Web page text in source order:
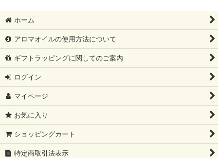
ホーム
アロマオイルの使用方法について
ギフトラッピングに関してのご案内
ログイン
マイページ
お気に入り
ショッピングカート
特定商取引法表示